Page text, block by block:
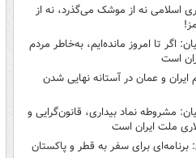
اسلامی نه از موشک می‌گذرد، نه از
اگر تا امروز مانده‌ایم، به‌خاطر مردم
است
ایران و عمان در آستانه نهایی شدن
مشروطه نماد بیداری، قانون‌گرایی و
ملت ایران است
برنامه‌ای برای سفر به قطر و پاکستان